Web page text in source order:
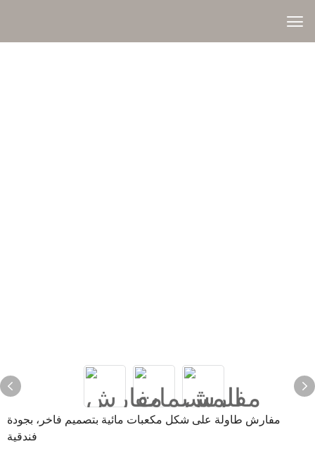
مفارش طاولة على شكل مكعبات مائية بتصميم فاخر، بجودة
فندقية